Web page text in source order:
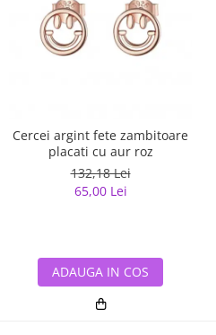
Cercei argint fete zambitoare
placati cu aur roz
132,18 Lei
65,00 Lei
ADAUGA IN COS